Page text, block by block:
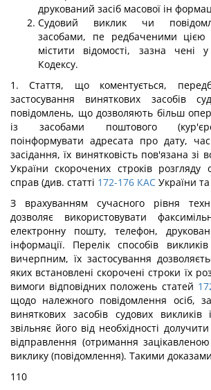
друкований засіб масової ін
Судовий виклик чи
засобами, пе редбаченими цією
містити відомості, зазна чені
Кодексу.
1. Стаття, що коментується,
застосування виняткових засобів
повідомлень, що дозволяють більш
із засобами поштового
поінформувати адресата про дату,
засідання, їх винятковість пов'язана зі
України скорочених строків розгляду
справ (див. статті 172-176 КАС України
З врахуванням сучасного рівня
дозволяє використовувати
електронну пошту, телефон,
інформації. Перелік способів
вичерпним, їх застосування
яких встановлені скорочені строки їх
вимоги відповідних положень статей
щодо належного повідомлення осіб,
виняткових засобів судових
звільняє його від необхідності
відправлення (отримання
виклику (повідомлення). Такими
110